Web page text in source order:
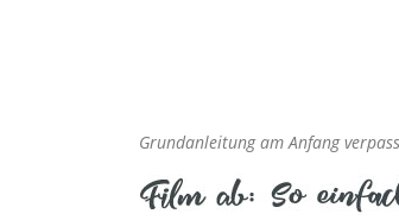
Grundanleitung am Anfang